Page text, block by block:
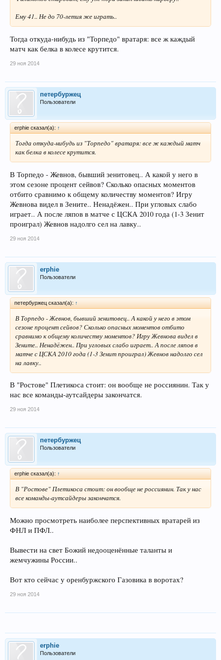
Ему 41.. Не до 70-летия же играть..
Тогда откуда-нибудь из "Торпедо" вратаря: все ж каждый
матч как белка в колесе крутится.
29 ноя 2014
петербуржец
Пользователи
erphie сказал(а): ↑
Тогда откуда-нибудь из "Торпедо" вратаря: все ж каждый матч
как белка в колесе крутится.
В Торпедо - Жевнов, бывший зенитовец.. А какой у него в
этом сезоне процент сейвов? Сколько опасных моментов
отбито сравнимо к общему количеству моментов? Игру
Жевнова видел в Зените.. Ненадёжен.. При угловых слабо
играет.. А после ляпов в матче с ЦСКА 2010 года (1-3 Зенит
проиграл) Жевнов надолго сел на лавку..
29 ноя 2014
erphie
Пользователи
петербуржец сказал(а): ↑
В Торпедо - Жевнов, бывший зенитовец.. А какой у него в этом
сезоне процент сейвов? Сколько опасных моментов отбито
сравнимо к общему количеству моментов? Игру Жевнова видел в
Зените.. Ненадёжен.. При угловых слабо играет.. А после ляпов в
матче с ЦСКА 2010 года (1-3 Зенит проиграл) Жевнов надолго сел
на лавку..
В "Ростове" Плетикоса стоит: он вообще не россиянин. Так у
нас все команды-аутсайдеры закончатся.
29 ноя 2014
петербуржец
Пользователи
erphie сказал(а): ↑
В "Ростове" Плетикоса стоит: он вообще не россиянин. Так у нас
все команды-аутсайдеры закончатся.
Можно просмотреть наиболее перспективных вратарей из
ФНЛ и ПФЛ..
Вывести на свет Божий недооценённые таланты и
жемчужины России..
Вот кто сейчас у оренбуржского Газовика в воротах?
29 ноя 2014
erphie
Пользователи